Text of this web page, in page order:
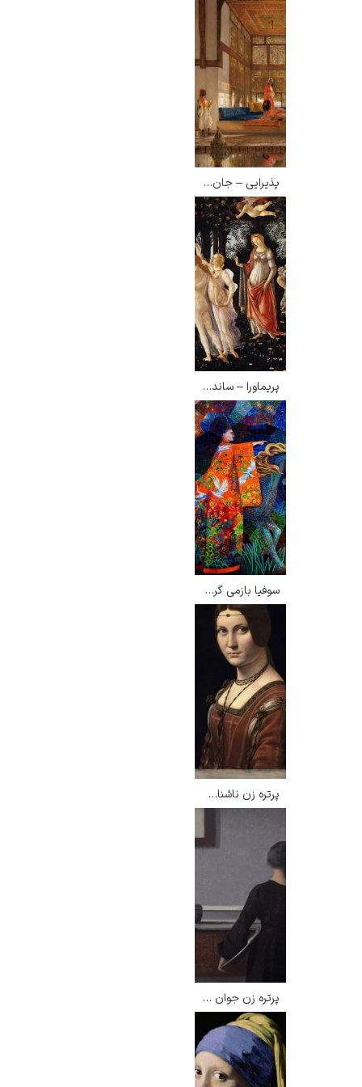
پذیرایی – جان فردریک لوئیز
پریماورا – ساندرو بوتیچلی
سوفیا بازمی گردد – آیریس اسکات
پرتره زن ناشناس – لئوناردو داوینچی
پرتره زن جوان از پشت سر – ویلهلم هامرشوی